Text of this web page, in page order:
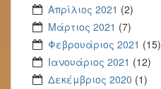
Απρίλιος 2021 (2)
Μάρτιος 2021 (7)
Φεβρουάριος 2021 (15)
Ιανουάριος 2021 (12)
Δεκέμβριος 2020 (1)